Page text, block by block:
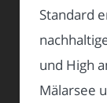
Standard
und High
Mälarsee